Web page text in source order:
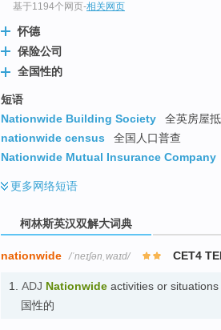
基于1194个网页-相关网页
怀德
保险公司
全国性的
短语
Nationwide Building Society
全英房屋
nationwide census
全国人口普查
Nationwide Mutual Insurance Company
更多网络短语
柯林斯英汉双解大词典
nationwide /ˈneɪʃənˌwaɪd/ CET4
1. ADJ Nationwide activities or
国性的